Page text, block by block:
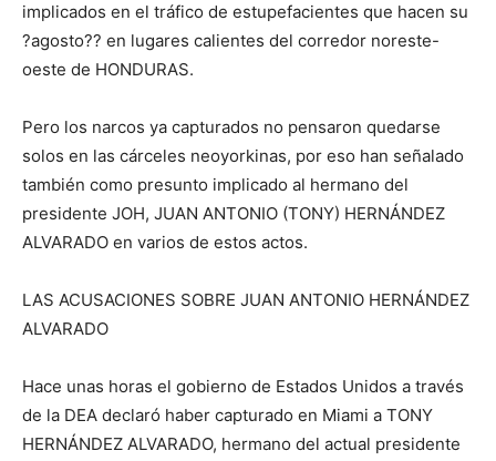
implicados en el tráfico de estupefacientes que hacen su
?agosto?? en lugares calientes del corredor noreste-
oeste de HONDURAS.
Pero los narcos ya capturados no pensaron quedarse
solos en las cárceles neoyorkinas, por eso han señalado
también como presunto implicado al hermano del
presidente JOH, JUAN ANTONIO (TONY) HERNÁNDEZ
ALVARADO en varios de estos actos.
LAS ACUSACIONES SOBRE JUAN ANTONIO HERNÁNDEZ
ALVARADO
Hace unas horas el gobierno de Estados Unidos a través
de la DEA declaró haber capturado en Miami a TONY
HERNÁNDEZ ALVARADO, hermano del actual presidente